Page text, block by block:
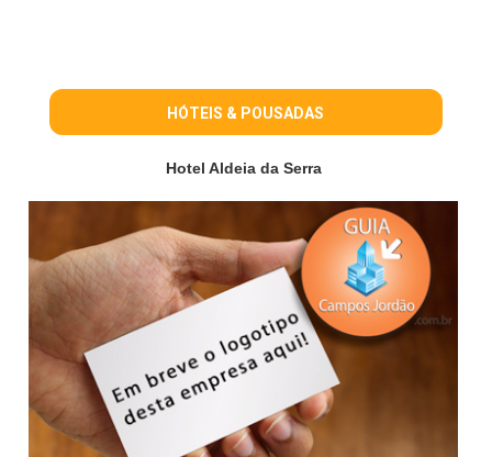
HÓTEIS & POUSADAS
Hotel Aldeia da Serra